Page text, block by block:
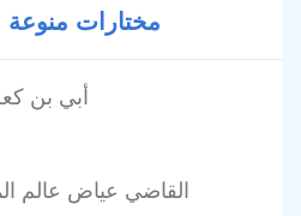
مختارات
48 – أبي